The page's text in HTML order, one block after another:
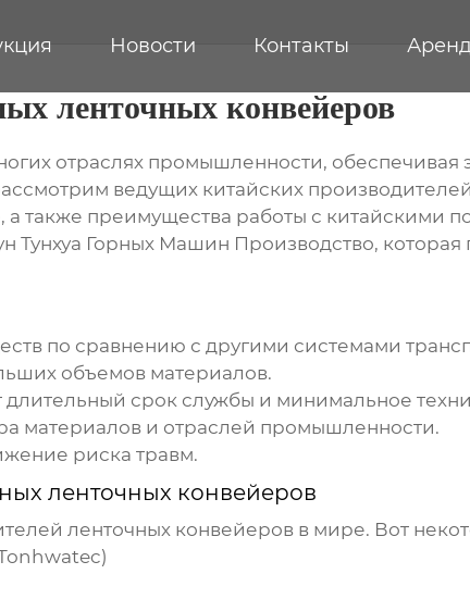
Новости Контакты
ленточных конвейеров
отраслях промышленности,
ведущих китайских
а также преимущества работы с китайскими
Горных Машин Производство, которая
по сравнению с другими системами
объемов материалов.
срок службы и минимальное
материалов и отраслей промышленности.
риска травм.
ленточных конвейеров
ленточных конвейеров в мире. Вот